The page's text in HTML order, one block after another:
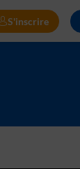
S'inscrire